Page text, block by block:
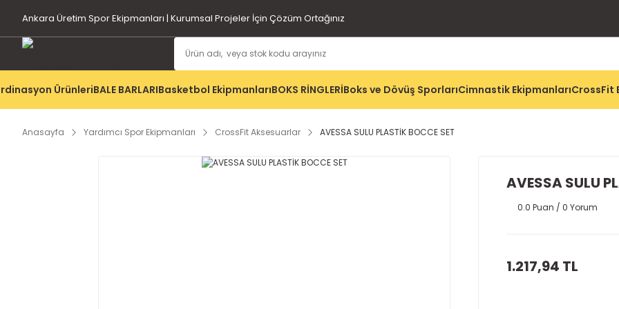
Ankara Üretim Spor Ekipmanları | Kurumsal Projeler İçin Çözüm Ortağınız
ÜrünleriBALE BARLARIBasketbol EkipmanlarıBOKS RİNGLERİBoks ve Dövüş SporlarıCimnastik EkipmanlarıCrossFit
Anasayfa Yardımcı Spor Ekipmanları CrossFit Aksesuarlar AVESSA SULU PLASTİK BOCCE SET
AVESSA SULU
0.0 Puan / 0 Yorum
1.217,94 TL